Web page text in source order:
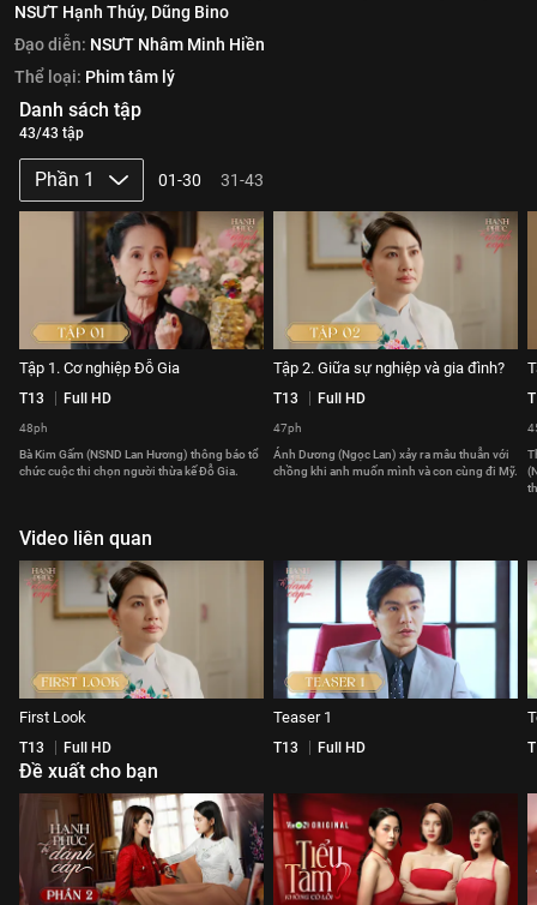
NSƯT Hạnh Thúy, Dũng Bino
Đạo diễn: NSƯT Nhâm Minh Hiền
Thể loại: Phim tâm lý
Danh sách tập
43/43 tập
Phần 1 01-30 31-43
Tập 1. Cơ nghiệp Đỗ Gia
T13 Full HD
48ph
Bà Kim Gấm (NSND Lan Hương) thông báo tổ
chức cuộc thi chọn người thừa kế Đỗ Gia.
Tập 2. Giữa sự nghiệp và gia đình?
T13 Full HD
47ph
Ánh Dương (Ngọc Lan) xảy ra mâu thuẫn với
chồng khi anh muốn mình và con cùng đi Mỹ.
Video liên quan
First Look
T13 Full HD
Teaser 1
T13 Full HD
Đề xuất cho bạn